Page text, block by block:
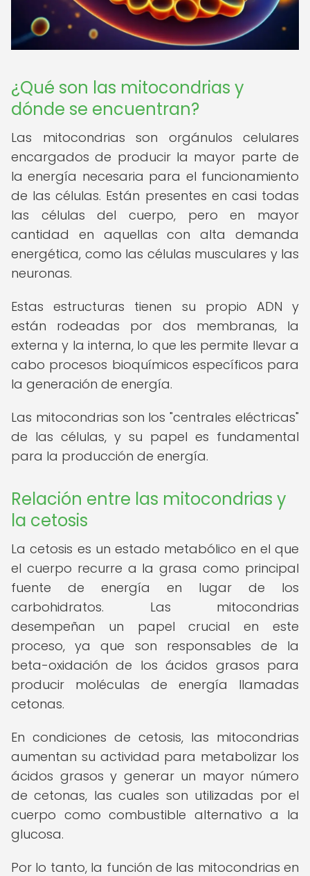
¿Qué son las mitocondrias y
dónde se encuentran?
Las mitocondrias son orgánulos celulares
encargados de producir la mayor parte de
la energía necesaria para el funcionamiento
de las células. Están presentes en casi todas
las células del cuerpo, pero en mayor
cantidad en aquellas con alta demanda
energética, como las células musculares y las
neuronas.
Estas estructuras tienen su propio ADN y
están rodeadas por dos membranas, la
externa y la interna, lo que les permite llevar a
cabo procesos bioquímicos específicos para
la generación de energía.
Las mitocondrias son los "centrales eléctricas"
de las células, y su papel es fundamental
para la producción de energía.
Relación entre las mitocondrias y
la cetosis
La cetosis es un estado metabólico en el que
el cuerpo recurre a la grasa como principal
fuente de energía en lugar de los
carbohidratos. Las mitocondrias
desempeñan un papel crucial en este
proceso, ya que son responsables de la
beta-oxidación de los ácidos grasos para
producir moléculas de energía llamadas
cetonas.
En condiciones de cetosis, las mitocondrias
aumentan su actividad para metabolizar los
ácidos grasos y generar un mayor número
de cetonas, las cuales son utilizadas por el
cuerpo como combustible alternativo a la
glucosa.
Por lo tanto, la función de las mitocondrias en